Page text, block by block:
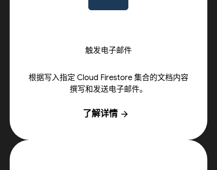
触发电子邮件
根据写入指定 Cloud Firestore 集合的文档内容
撰写和发送电子邮件。
了解详情 arrow_forward